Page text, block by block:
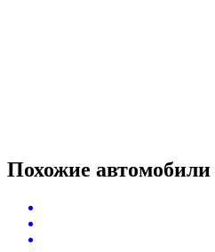
Похожие автомобили